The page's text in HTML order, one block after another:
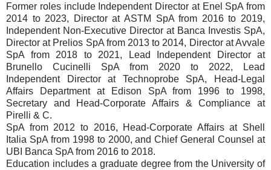
Former roles include Independent Director at Enel SpA from
2014 to 2023, Director at ASTM SpA from 2016 to 2019,
Independent Non-Executive Director at Banca Investis SpA,
Director at Prelios SpA from 2013 to 2014, Director at Avvale
SpA from 2018 to 2021, Lead Independent Director at
Brunello Cucinelli SpA from 2020 to 2022, Lead
Independent Director at Technoprobe SpA, Head-Legal
Affairs Department at Edison SpA from 1996 to 1998,
Secretary and Head-Corporate Affairs & Compliance at
Pirelli & C.
SpA from 2012 to 2016, Head-Corporate Affairs at Shell
Italia SpA from 1998 to 2000, and Chief General Counsel at
UBI Banca SpA from 2016 to 2018.
Education includes a graduate degree from the University of